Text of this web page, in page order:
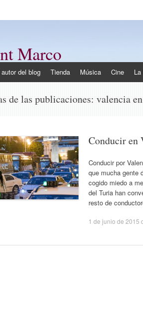
Marco
del blog Tienda Música Cine
de las publicaciones: valencia
Conducir en
Conducir por
que mucha gente
cogido miedo a
del Turia han
resto de
1 de junio de 2015